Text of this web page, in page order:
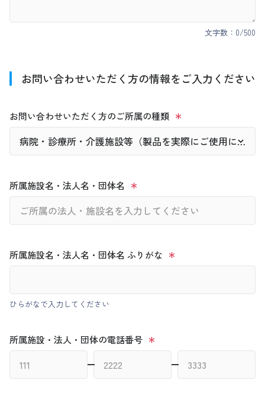
文字数： 0/500
お問い合わせいただく方の情報をご入力ください
お問い合わせいただく方のご所属の種類
所属施設名・法人名・団体名
所属施設名・法人名・団体名 ふりがな
ひらがなで入力してください
所属施設・法人・団体の電話番号